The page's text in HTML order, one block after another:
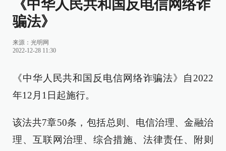
《中华人民共和国反电信网络诈
骗法》
来源： 光明网
2022-12-28 11:30
《中华人民共和国反电信网络诈骗法》自2022
年12月1日起施行。
该法共7章50条，包括总则、电信治理、金融治
理、互联网治理、综合措施、法律责任、附则